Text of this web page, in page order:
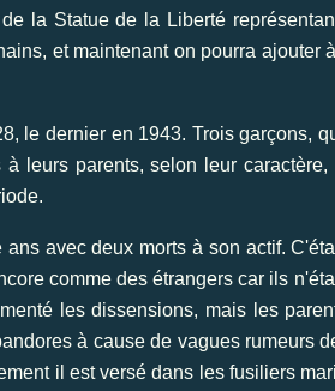
la Statue de la Liberté
et maintenant on pourra ajouter
le dernier en 1943. Trois garçons,
leurs parents, selon leur caractère,
avec deux morts à son actif.
comme des étrangers car ils
les dissensions, mais les
à cause de vagues rumeurs
il est versé dans les fusiliers